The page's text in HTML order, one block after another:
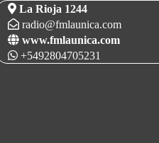
La Rioja 1244
radio@fmlaunica.com
www.fmlaunica.com
+5492804705231